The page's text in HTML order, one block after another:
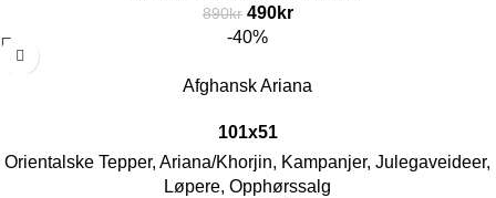
890kr 490kr
-40%
Afghansk Ariana
101x51
Orientalske Tepper,Ariana/Khorjin, Kampanjer,Julegaveideer,
Løpere,Opphørssalg